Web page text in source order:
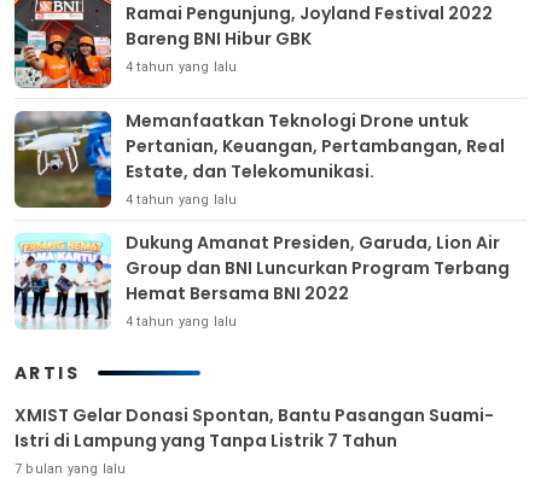
Ramai Pengunjung, Joyland Festival 2022
Bareng BNI Hibur GBK
4 tahun yang lalu
Memanfaatkan Teknologi Drone untuk
Pertanian, Keuangan, Pertambangan, Real
Estate, dan Telekomunikasi.
4 tahun yang lalu
Dukung Amanat Presiden, Garuda, Lion Air
Group dan BNI Luncurkan Program Terbang
Hemat Bersama BNI 2022
4 tahun yang lalu
ARTIS
XMIST Gelar Donasi Spontan, Bantu Pasangan Suami-
Istri di Lampung yang Tanpa Listrik 7 Tahun
7 bulan yang lalu